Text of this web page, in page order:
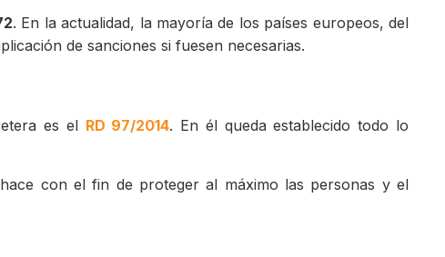
. En la actualidad, la mayoría de los países europeos, del
de sanciones si fuesen necesarias.
es el RD 97/2014. En él queda establecido todo lo
con el fin de proteger al máximo las personas y el